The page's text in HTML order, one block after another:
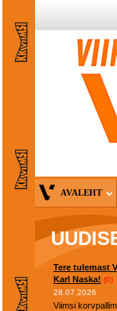
AVALEHT
Tere tulemast
Karl Naska! (0)
28.07.2026
Viimsi